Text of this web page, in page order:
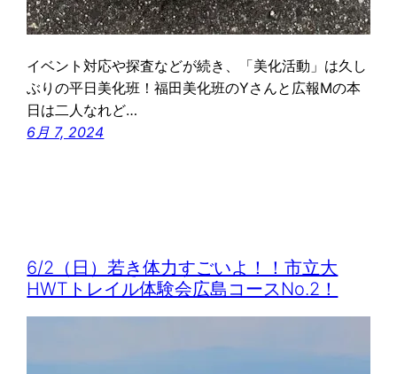
イベント対応や探査などが続き、「美化活動」は久し
ぶりの平日美化班！福田美化班のYさんと広報Mの本
日は二人なれど…
6月 7, 2024
6/2（日）若き体力すごいよ！！市立大
HWTトレイル体験会広島コースNo.2！